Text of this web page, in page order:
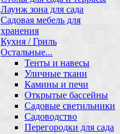
Лаунж зона для сада
Садовая мебель для
хранения
Кухня / Гриль
Остальные...
Тенты и навесы
Уличные ткани
Камины и печи
Открытые бассейны
Садовые светильники
Садоводство
Перегородки для сада